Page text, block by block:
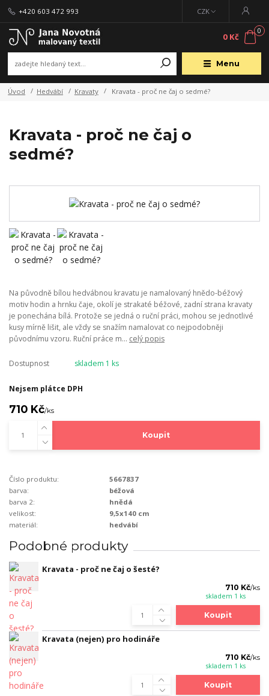
Menu
CZK
+420 603 472 993
0
0 Kč
Úvod Hedvábí Kravaty Kravata - proč ne čaj o sedmé?
Kravata - proč ne čaj o
sedmé?
Na původně bílou hedvábnou kravatu je namalovaný hnědo-béžový
motiv hodin a hrnku čaje, okolí je strakaté béžové, zadní strana kravaty
je ponechána bílá. Protože se jedná o ruční práci, mohou se jednotlivé
kusy mírně lišit, ale vždy se snažím namalovat co nejpodobněji
původnímu vzoru. Ruční práce m... celý popis
Dostupnost skladem 1 ks
Nejsem plátce DPH
710 Kč/ks
Koupit
Číslo produktu:
5667837
barva:
béžová
barva 2:
hnědá
velikost:
9,5x140 cm
materiál:
hedvábí
Podobné produkty
Kravata - proč ne čaj o šesté?
710 Kč/ks
skladem 1 ks
Koupit
Kravata (nejen) pro hodináře
710 Kč/ks
skladem 1 ks
Koupit